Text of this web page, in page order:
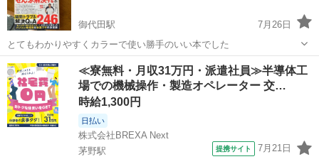
御代田駅
7月26日
とてもわかりやすくカラーで使い勝手のいい本でした
長野 北佐久郡 御代田駅 その他
≪寮無料・月収31万円・派遣社員≫半導体工
場での機械操作・製造オペレーター 交…
時給1,300円
日払い
株式会社BREXA Next
茅野駅
提携サイト 7月21日